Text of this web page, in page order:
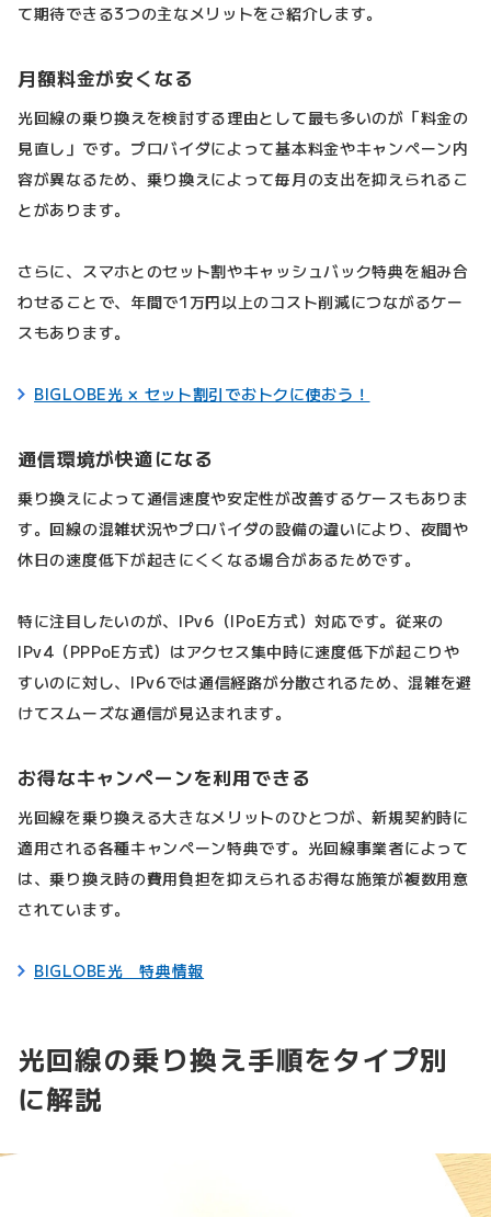
て期待できる3つの主なメリットをご紹介します。
月額料金が安くなる
光回線の乗り換えを検討する理由として最も多いのが「料金の
見直し」です。プロバイダによって基本料金やキャンペーン内
容が異なるため、乗り換えによって毎月の支出を抑えられるこ
とがあります。
さらに、スマホとのセット割やキャッシュバック特典を組み合
わせることで、年間で1万円以上のコスト削減につながるケー
スもあります。
BIGLOBE光 × セット割引でおトクに使おう！
通信環境が快適になる
乗り換えによって通信速度や安定性が改善するケースもありま
す。回線の混雑状況やプロバイダの設備の違いにより、夜間や
休日の速度低下が起きにくくなる場合があるためです。
特に注目したいのが、IPv6（IPoE方式）対応です。従来の
IPv4（PPPoE方式）はアクセス集中時に速度低下が起こりや
すいのに対し、IPv6では通信経路が分散されるため、混雑を避
けてスムーズな通信が見込まれます。
お得なキャンペーンを利用できる
光回線を乗り換える大きなメリットのひとつが、新規契約時に
適用される各種キャンペーン特典です。光回線事業者によって
は、乗り換え時の費用負担を抑えられるお得な施策が複数用意
されています。
BIGLOBE光 特典情報
光回線の乗り換え手順をタイプ別
に解説